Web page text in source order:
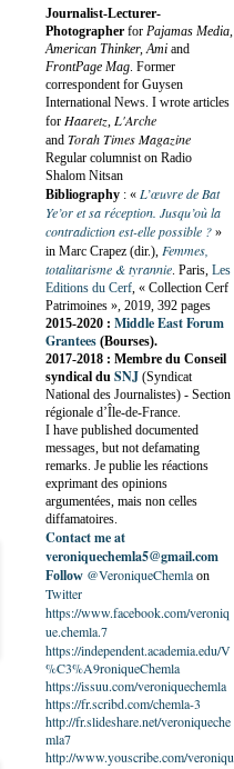
Journalist-Lecturer-
Photographer for Pajamas Media,
American Thinker, Ami and
FrontPage Mag. Former
correspondent for Guysen
International News. I wrote articles
for Haaretz, L'Arche
and Torah Times Magazine
Regular columnist on Radio
Shalom Nitsan
Bibliography : « L’œuvre de Bat
Ye’or et sa réception. Jusqu’où la
contradiction est-elle possible ? »
in Marc Crapez (dir.), Femmes,
totalitarisme & tyrannie. Paris, Les
Editions du Cerf, « Collection Cerf
Patrimoines », 2019, 392 pages
2015-2020 : Middle East Forum
Grantees (Bourses).
2017-2018 : Membre du Conseil
syndical du SNJ (Syndicat
National des Journalistes) - Section
régionale d’Île-de-France.
I have published documented
messages, but not defamating
remarks. Je publie les réactions
exprimant des opinions
argumentées, mais non celles
diffamatoires.
Contact me at
veroniquechemla5@gmail.com
Follow @VeroniqueChemlaon
Twitter
https://www.facebook.com/veroniq
ue.chemla.7
https://independent.academia.edu/V
%C3%A9roniqueChemla
https://issuu.com/veroniquechemla
https://fr.scribd.com/chemla-3
http://fr.slideshare.net/veroniqueche
mla7
http://www.youscribe.com/veroniqu